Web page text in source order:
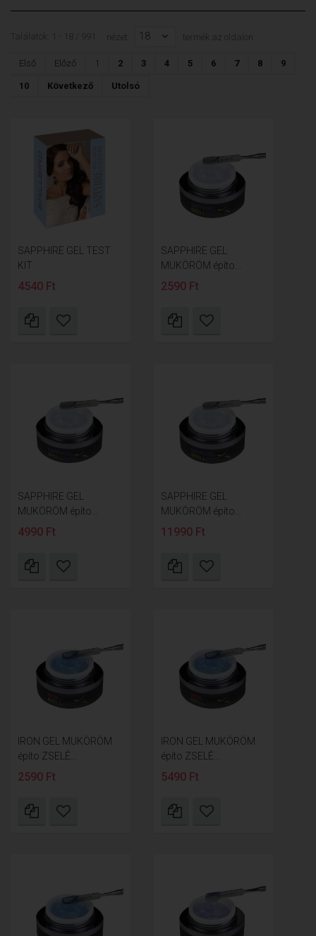
Találatok: 1 - 18 / 991 nézet: 18 termék az oldalon
Első Előző 1 2 3 4 5 6 7 8 9
10 Következő Utolsó
SAPPHIRE GEL TEST
KIT
4540 Ft
SAPPHIRE GEL
MUKÖRÖM építo...
2590 Ft
SAPPHIRE GEL
MUKÖRÖM építo...
4990 Ft
SAPPHIRE GEL
MUKÖRÖM építo...
11990 Ft
IRON GEL MUKÖRÖM
építo ZSELÉ...
2590 Ft
IRON GEL MUKÖRÖM
építo ZSELÉ...
5490 Ft